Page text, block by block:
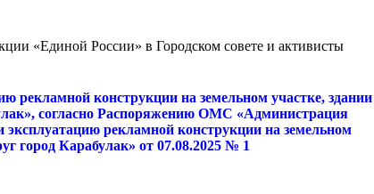
«Единой России» в Городском совете и активисты
рекламной конструкции на земельном участке, здании
согласно Распоряжению ОМС «Администрация
эксплуатацию рекламной конструкции на земельном
город Карабулак» от 07.08.2025 № 1